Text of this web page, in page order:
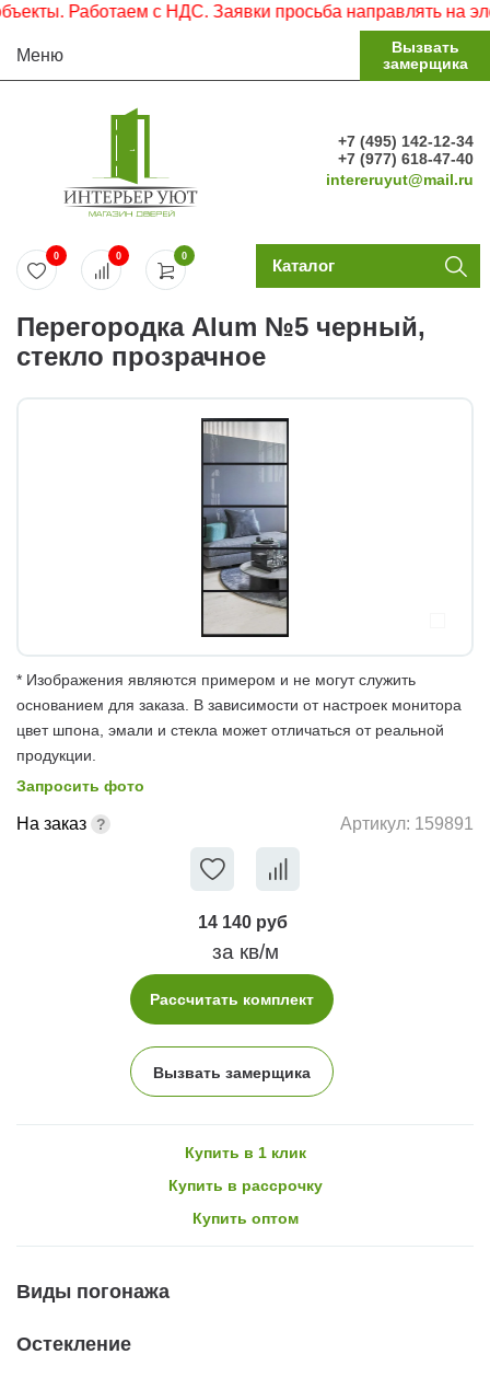
Работаем с НДС. Заявки просьба направлять на
Меню
Вызвать
замерщика
+7 (495) 142-12-34
+7 (977) 618-47-40
intereruyut@mail.ru
0
0 0 Каталог
Перегородка Alum №5 черный,
стекло прозрачное
* Изображения являются примером и не могут служить
основанием для заказа. В зависимости от настроек монитора
цвет шпона, эмали и стекла может отличаться от реальной
продукции.
Запросить фото
На заказ Артикул: 159891
14 140 руб
за кв/м
Рассчитать комплект
Вызвать замерщика
Купить в 1 клик
Купить в рассрочку
Купить оптом
Виды погонажа
Остекление